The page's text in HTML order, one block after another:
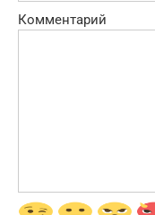
Комментарий